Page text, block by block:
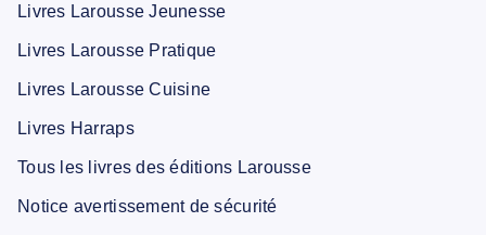
Livres Larousse Jeunesse
Livres Larousse Pratique
Livres Larousse Cuisine
Livres Harraps
Tous les livres des éditions Larousse
Notice avertissement de sécurité